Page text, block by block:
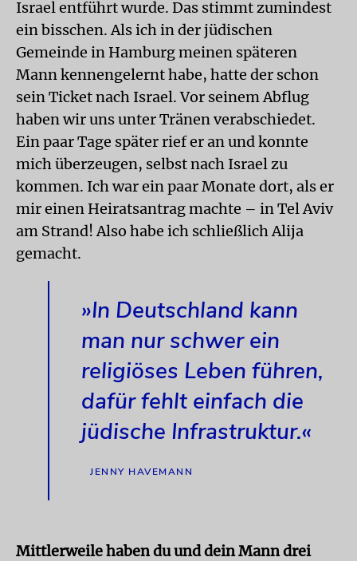
Israel entführt wurde. Das stimmt zumindest
ein bisschen. Als ich in der jüdischen
Gemeinde in Hamburg meinen späteren
Mann kennengelernt habe, hatte der schon
sein Ticket nach Israel. Vor seinem Abflug
haben wir uns unter Tränen verabschiedet.
Ein paar Tage später rief er an und konnte
mich überzeugen, selbst nach Israel zu
kommen. Ich war ein paar Monate dort, als er
mir einen Heiratsantrag machte – in Tel Aviv
am Strand! Also habe ich schließlich Alija
gemacht.
»In Deutschland kann
man nur schwer ein
religiöses Leben führen,
dafür fehlt einfach die
jüdische Infrastruktur.«
JENNY HAVEMANN
Mittlerweile haben du und dein Mann drei